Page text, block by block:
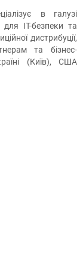
в галузі
ІТ-безпеки та
дистрибуції,
та бізнес-
(Київ), США